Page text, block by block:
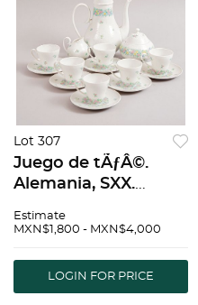
Lot 307
Juego de tÃƒÂ©.
Alemania, SXX.
porcelana Rosenthal.
cremera, azucarera y
6 ternos. Piezas: 15
Estimate
MXN$1,800 - MXN$4,000
LOGIN FOR PRICE